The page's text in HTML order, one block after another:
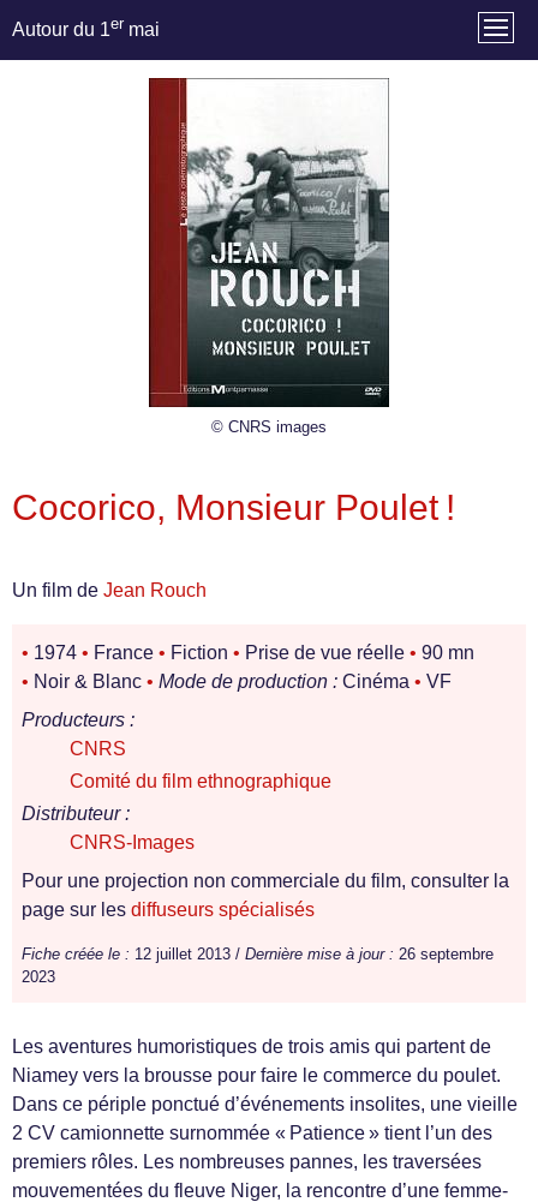
Autour du 1er mai
© CNRS images
Cocorico, Monsieur Poulet !
Un film de Jean Rouch
• 1974 • France • Fiction • Prise de vue réelle • 90 mn
• Noir & Blanc • Mode de production : Cinéma • VF
Producteurs :
CNRS
Comité du film ethnographique
Distributeur :
CNRS-Images
Pour une projection non commerciale du film, consulter la
page sur les diffuseurs spécialisés
Fiche créée le : 12 juillet 2013 / Dernière mise à jour : 26 septembre
2023
Les aventures humoristiques de trois amis qui partent de
Niamey vers la brousse pour faire le commerce du poulet.
Dans ce périple ponctué d’événements insolites, une vieille
2 CV camionnette surnommée « Patience » tient l’un des
premiers rôles. Les nombreuses pannes, les traversées
mouvementées du fleuve Niger, la rencontre d’une femme-